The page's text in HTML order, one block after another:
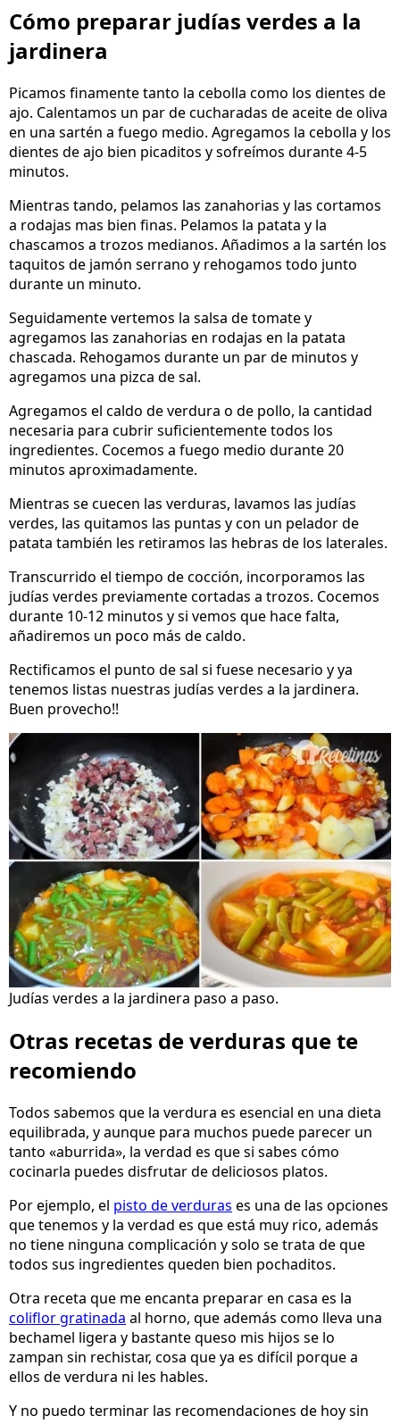
Cómo preparar judías verdes a la
jardinera
Picamos finamente tanto la cebolla como los dientes de
ajo. Calentamos un par de cucharadas de aceite de oliva
en una sartén a fuego medio. Agregamos la cebolla y los
dientes de ajo bien picaditos y sofreímos durante 4-5
minutos.
Mientras tando, pelamos las zanahorias y las cortamos
a rodajas mas bien finas. Pelamos la patata y la
chascamos a trozos medianos. Añadimos a la sartén los
taquitos de jamón serrano y rehogamos todo junto
durante un minuto.
Seguidamente vertemos la salsa de tomate y
agregamos las zanahorias en rodajas en la patata
chascada. Rehogamos durante un par de minutos y
agregamos una pizca de sal.
Agregamos el caldo de verdura o de pollo, la cantidad
necesaria para cubrir suficientemente todos los
ingredientes. Cocemos a fuego medio durante 20
minutos aproximadamente.
Mientras se cuecen las verduras, lavamos las judías
verdes, las quitamos las puntas y con un pelador de
patata también les retiramos las hebras de los laterales.
Transcurrido el tiempo de cocción, incorporamos las
judías verdes previamente cortadas a trozos. Cocemos
durante 10-12 minutos y si vemos que hace falta,
añadiremos un poco más de caldo.
Rectificamos el punto de sal si fuese necesario y ya
tenemos listas nuestras judías verdes a la jardinera.
Buen provecho!!
Judías verdes a la jardinera paso a paso.
Otras recetas de verduras que te
recomiendo
Todos sabemos que la verdura es esencial en una dieta
equilibrada, y aunque para muchos puede parecer un
tanto «aburrida», la verdad es que si sabes cómo
cocinarla puedes disfrutar de deliciosos platos.
Por ejemplo, el pisto de verduras es una de las opciones
que tenemos y la verdad es que está muy rico, además
no tiene ninguna complicación y solo se trata de que
todos sus ingredientes queden bien pochaditos.
Otra receta que me encanta preparar en casa es la
coliflor gratinada al horno, que además como lleva una
bechamel ligera y bastante queso mis hijos se lo
zampan sin rechistar, cosa que ya es difícil porque a
ellos de verdura ni les hables.
Y no puedo terminar las recomendaciones de hoy sin